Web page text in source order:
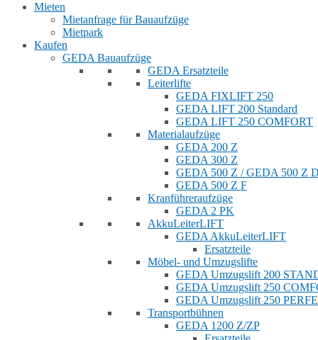
Mieten
Mietanfrage für Bauaufzüge
Mietpark
Kaufen
GEDA Bauaufzüge
GEDA Ersatzteile
Leiterlifte
GEDA FIXLIFT 250
GEDA LIFT 200 Standard
GEDA LIFT 250 COMFORT
Materialaufzüge
GEDA 200 Z
GEDA 300 Z
GEDA 500 Z / GEDA 500 Z
GEDA 500 Z F
Kranführeraufzüge
GEDA 2 PK
AkkuLeiterLIFT
GEDA AkkuLeiterLIFT
Ersatzteile
Möbel- und Umzugslifte
GEDA Umzugslift 200
GEDA Umzugslift 250
GEDA Umzugslift 250
Transportbühnen
GEDA 1200 Z/ZP